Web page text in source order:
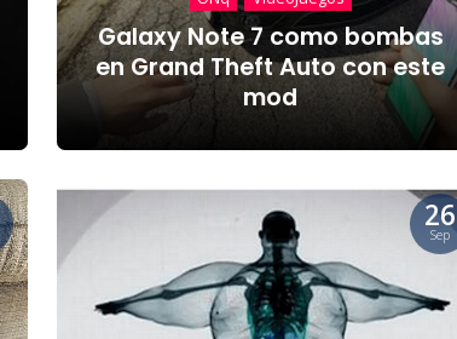
Galaxy Note 7 como bombas
en Grand Theft Auto con este
mod
26
Sep